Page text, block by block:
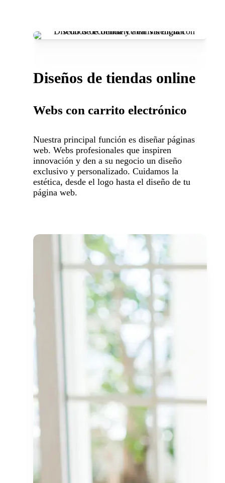
Diseños de tiendas online
Webs con carrito electrónico
Nuestra principal función es diseñar páginas
web. Webs profesionales que inspiren
innovación y den a su negocio un diseño
exclusivo y personalizado. Cuidamos la
estética, desde el logo hasta el diseño de tu
página web.